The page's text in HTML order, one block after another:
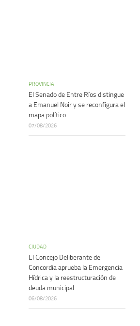
PROVINCIA
El Senado de Entre Ríos distingue
a Emanuel Noir y se reconfigura el
mapa político
07/08/2026
CIUDAD
El Concejo Deliberante de
Concordia aprueba la Emergencia
Hídrica y la reestructuración de
deuda municipal
06/08/2026